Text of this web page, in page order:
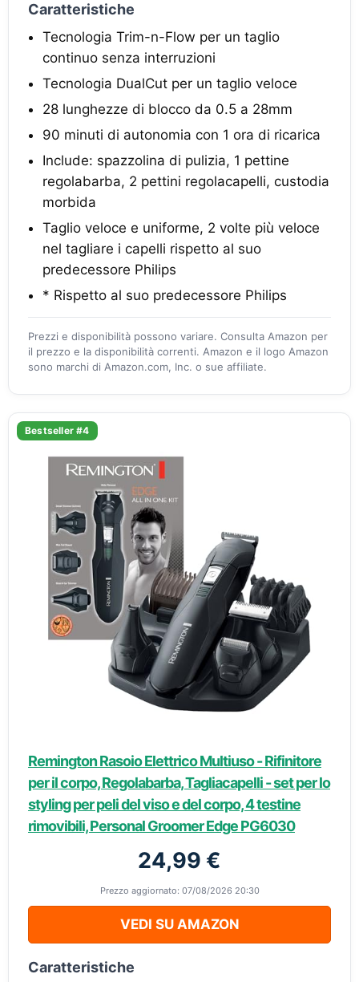
Caratteristiche
Tecnologia Trim-n-Flow per un taglio
continuo senza interruzioni
Tecnologia DualCut per un taglio veloce
28 lunghezze di blocco da 0.5 a 28mm
90 minuti di autonomia con 1 ora di ricarica
Include: spazzolina di pulizia, 1 pettine
regolabarba, 2 pettini regolacapelli, custodia
morbida
Taglio veloce e uniforme, 2 volte più veloce
nel tagliare i capelli rispetto al suo
predecessore Philips
* Rispetto al suo predecessore Philips
Prezzi e disponibilità possono variare. Consulta Amazon per
il prezzo e la disponibilità correnti. Amazon e il logo Amazon
sono marchi di Amazon.com, Inc. o sue affiliate.
Bestseller #4
Remington Rasoio Elettrico Multiuso - Rifinitore
per il corpo, Regolabarba, Tagliacapelli - set per lo
styling per peli del viso e del corpo, 4 testine
rimovibili, Personal Groomer Edge PG6030
24,99 €
Prezzo aggiornato: 07/08/2026 20:30
VEDI SU AMAZON
Caratteristiche